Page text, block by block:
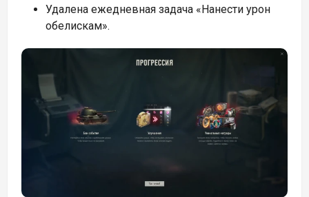
Удалена ежедневная задача «Нанести урон
обелискам».